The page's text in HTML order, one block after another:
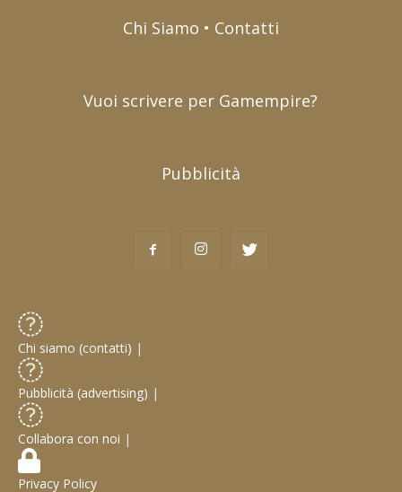
Chi Siamo • Contatti
Vuoi scrivere per Gamempire?
Pubblicità
Chi siamo (contatti) |
Pubblicità (advertising) |
Collabora con noi |
Privacy Policy